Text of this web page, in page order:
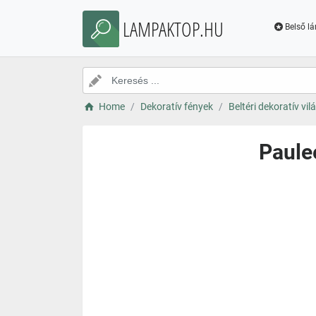
LAMPAKTOP.HU Belső
Home Dekoratív fények Beltéri dekoratív